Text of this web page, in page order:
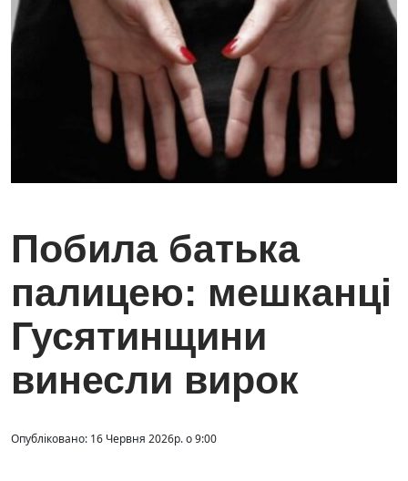
Побила батька
палицею: мешканці
Гусятинщини
винесли вирок
Опубліковано: 16 Червня 2026р. о 9:00